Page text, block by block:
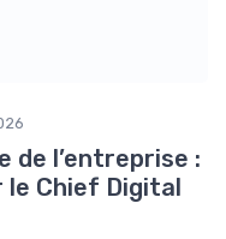
de l’entreprise :
Chief Digital